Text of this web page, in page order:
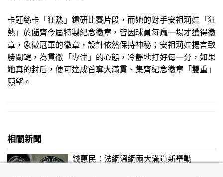
卡蓮絲卡「狂熱」鑽研比賽片段，而她的對手安祖莉娃「狂
熱」於儲齊今屆特製紀念徽章，皆因球員每贏一場才獲得徽
章，象徵冠軍的徽章，設計依然保持神秘；安祖莉娃揚言致
勝關鍵，為貫徹「專注」的心態，冷靜地打好每一分，如果
她真的封后，便可達成首奪大滿貫、集齊紀念徽章「雙重」
願望。
相關新聞
錢惠民：法網溫網兩大滿貫新舉動